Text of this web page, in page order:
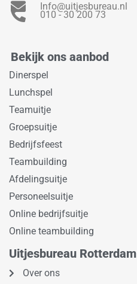
Info@uitjesbureau.nl
010 - 30 200 73
Bekijk ons aanbod
Dinerspel
Lunchspel
Teamuitje
Groepsuitje
Bedrijfsfeest
Teambuilding
Afdelingsuitje
Personeelsuitje
Online bedrijfsuitje
Online teambuilding
Uitjesbureau Rotterdam
Over ons